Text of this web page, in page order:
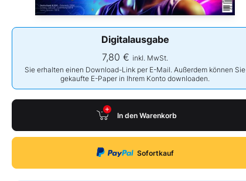
Digitalausgabe
7,80 € inkl. MwSt.
Sie erhalten einen Download-Link per E-Mail. Außerdem können Sie
gekaufte E-Paper in Ihrem Konto downloaden.
In den Warenkorb
Sofortkauf